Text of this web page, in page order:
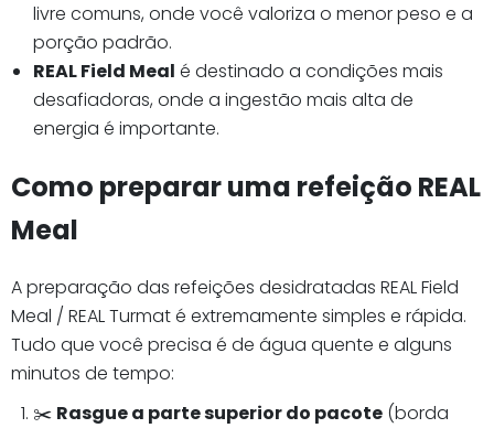
livre comuns, onde você valoriza o menor peso e a
porção padrão.
REAL Field Meal é destinado a condições mais
desafiadoras, onde a ingestão mais alta de
energia é importante.
Como preparar uma refeição REAL
Meal
A preparação das refeições desidratadas REAL Field
Meal / REAL Turmat é extremamente simples e rápida.
Tudo que você precisa é de água quente e alguns
minutos de tempo:
✂️ Rasgue a parte superior do pacote (borda